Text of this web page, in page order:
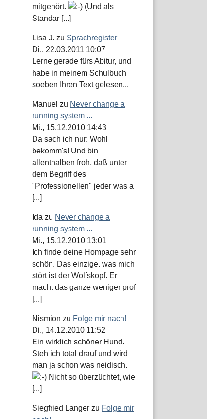
mitgehört.
(Und als
Standar [...]
Lisa J. zu Sprachregister
Di., 22.03.2011 10:07
Lerne gerade fürs Abitur, und
habe in meinem Schulbuch
soeben Ihren Text gelesen...
Manuel zu Never change a
running system ...
Mi., 15.12.2010 14:43
Da sach ich nur: Wohl
bekomm's! Und bin
allenthalben froh, daß unter
dem Begriff des
"Professionellen" jeder was a
[...]
Ida zu Never change a
running system ...
Mi., 15.12.2010 13:01
Ich finde deine Hompage sehr
schön. Das einzige, was mich
stört ist der Wolfskopf. Er
macht das ganze weniger prof
[...]
Nismion zu Folge mir nach!
Di., 14.12.2010 11:52
Ein wirklich schöner Hund.
Steh ich total drauf und wird
man ja schon was neidisch.
Nicht so überzüchtet, wie
[...]
Siegfried Langer zu Folge mir